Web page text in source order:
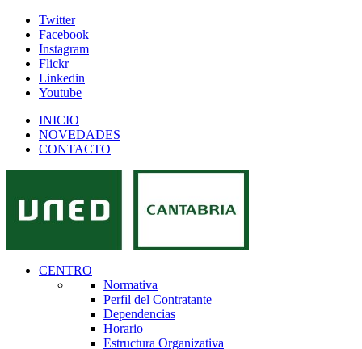
Twitter
Facebook
Instagram
Flickr
Linkedin
Youtube
INICIO
NOVEDADES
CONTACTO
CENTRO
Normativa
Perfil del Contratante
Dependencias
Horario
Estructura Organizativa